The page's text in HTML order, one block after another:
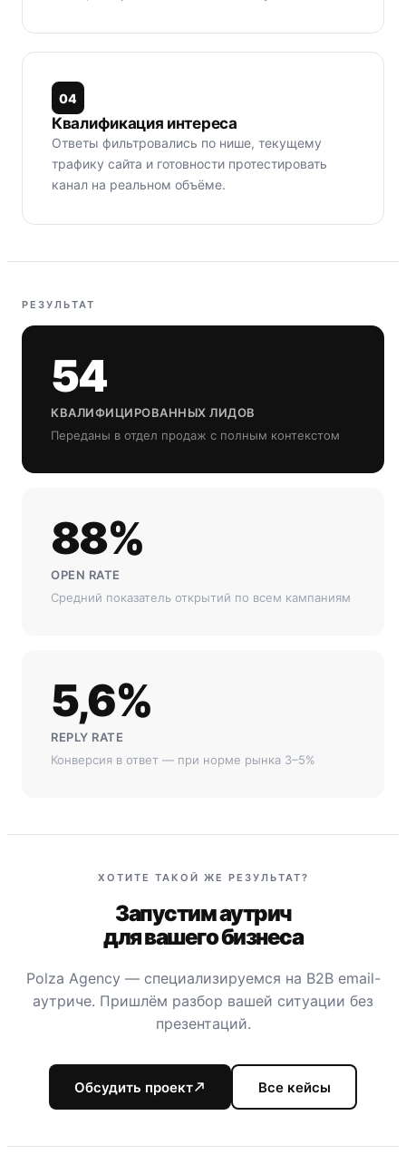
04
Квалификация интереса
Ответы фильтровались по нише, текущему
трафику сайта и готовности протестировать
канал на реальном объёме.
РЕЗУЛЬТАТ
54
КВАЛИФИЦИРОВАННЫХ ЛИДОВ
Переданы в отдел продаж с полным контекстом
88%
OPEN RATE
Средний показатель открытий по всем кампаниям
5,6%
REPLY RATE
Конверсия в ответ — при норме рынка 3–5%
ХОТИТЕ ТАКОЙ ЖЕ РЕЗУЛЬТАТ?
Запустим аутрич
для вашего бизнеса
Polza Agency — специализируемся на B2B email-
аутриче. Пришлём разбор вашей ситуации без
презентаций.
Обсудить проект Все кейсы